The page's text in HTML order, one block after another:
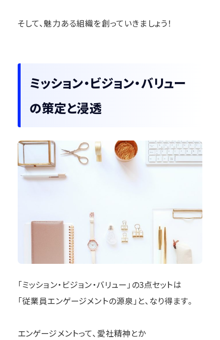
そして、魅力ある組織を創っていきましょう！
ミッション・ビジョン・バリュー
の策定と浸透
「ミッション・ビジョン・バリュー」の3点セットは
「従業員エンゲージメントの源泉」と、なり得ます。
エンゲージメントって、愛社精神とか